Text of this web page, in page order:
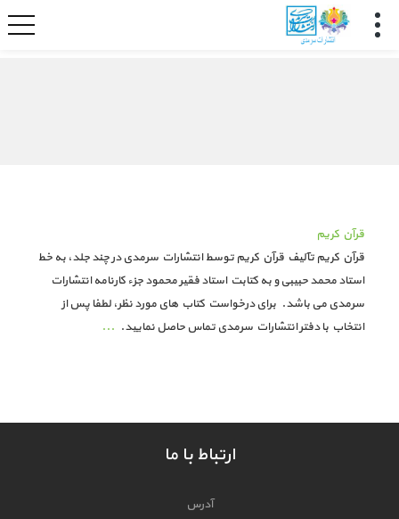
قرآن کریم
قرآن کریم تآلیف قرآن کریم توسط انتشارات سرمدی در چند جلد، به خط
استاد محمد حبیبی و به کتابت استاد فقیر محمود جزء کارنامه انتشارات
سرمدی می باشد. برای درخواست کتاب های مورد نظر، لطفا پس از
انتخاب با دفتر انتشارات سرمدی تماس حاصل نمایید. ...
ارتباط با ما
آدرس